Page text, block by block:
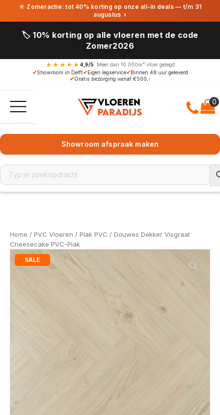
☀ Zomeractie: tot 40% korting op onze all-in deals — t/m 31
augustus ›
🏷️ 10% korting op alle vloeren met de code
Zomer2026
★★★★★ 4,9/5· Meer dan 10.000m² vloer gelegd
✔Showroom in Delft✔Eigen legservice✔Binnen 48 uur geleverd
✔Gratis bezorging vanaf €500,-
Showroom afspraak maken
Home / PVC Vloeren / Plak PVC / Douwes Dekker Visgraat
Cheesecake PVC-Plak
SALE